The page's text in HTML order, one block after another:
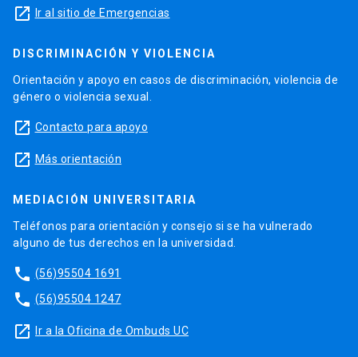
launch Ir al sitio de Emergencias
DISCRIMINACIÓN Y VIOLENCIA
Orientación y apoyo en casos de discriminación, violencia de
género o violencia sexual.
launch Contacto para apoyo
launch Más orientación
MEDIACIÓN UNIVERSITARIA
Teléfonos para orientación y consejo si se ha vulnerado
alguno de tus derechos en la universidad.
phone (56)95504 1691
phone (56)95504 1247
launch Ir a la Oficina de Ombuds UC